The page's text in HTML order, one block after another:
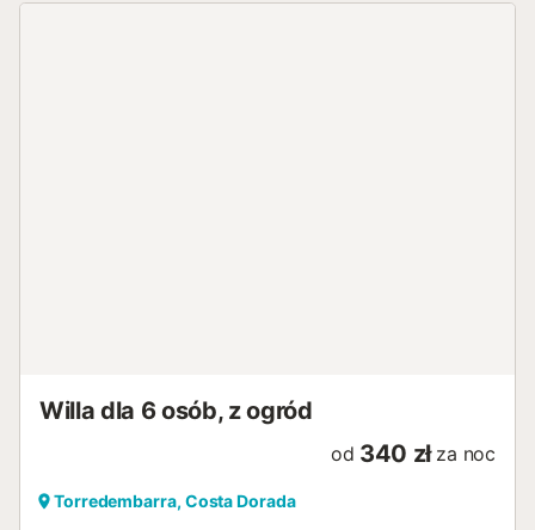
Willa dla 6 osób, z ogród
od 340 zł za noc
Torredembarra, Costa Dorada